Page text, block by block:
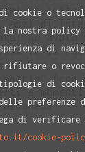
in
ho
ve li
in una
(con
e
cookie o
la nostra
di
rifiutare o
tipologie di
delle
di verificare
cookie-